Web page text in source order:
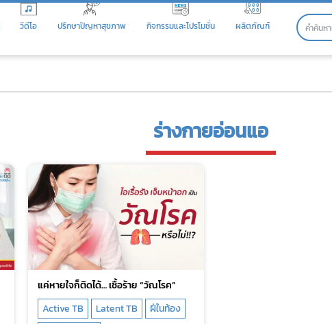
วีดีโอ ปรึกษาปัญหาสุขภาพ กิจกรรมและโปรโมชั่น ผลิตภัณฑ์
ร่างกายอ่อนแอ
แค่หายใจก็ติดได้… เชื้อร้าย “วัณโรค”
Active TB
Latent TB
ฝีในท้อง